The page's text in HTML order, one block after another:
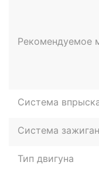
його незвичайний
футуристичний
прямокутний
дуги та іміджева
Спарк від інших
Рекомендуемое
Система
Система
Тип двигуна